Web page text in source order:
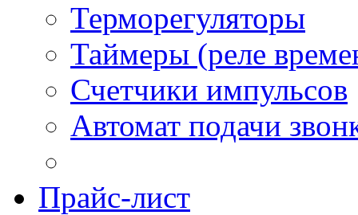
Терморегуляторы
Таймеры (реле
Счетчики импульсов
Автомат подачи
Прайс-лист